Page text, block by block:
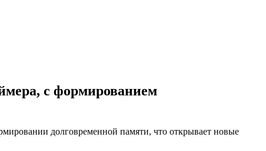
с формированием
долговременной памяти, что открывает новые